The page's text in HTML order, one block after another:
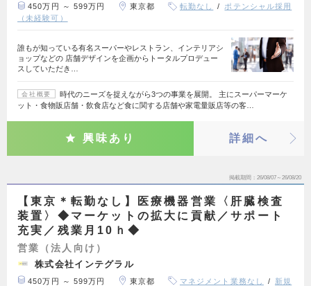
450万円 ～ 599万円 東京都 転勤なし
ポテンシャル採用
（未経験可）
誰もが知っている有名スーパーやレストラン、インテリアシ
ョップなどの 店舗デザインを企画からトータルプロデュー
スしていただき…
会社概要
時代のニーズを捉えながら3つの事業を展開。 主にスーパーマーケ
ット・食物販店舗・飲食店など食に関する店舗や家電量販店等の客…
興味あり 詳細へ
掲載期間 26/08/07～26/08/20
【東京＊転勤なし】医療機器営業〈肝臓検査
装置〉◆マーケットの拡大に貢献／サポート
充実／残業月10ｈ◆
営業（法人向け）
株式会社インテグラル
450万円 ～ 599万円 東京都 マネジメント業務なし
新規